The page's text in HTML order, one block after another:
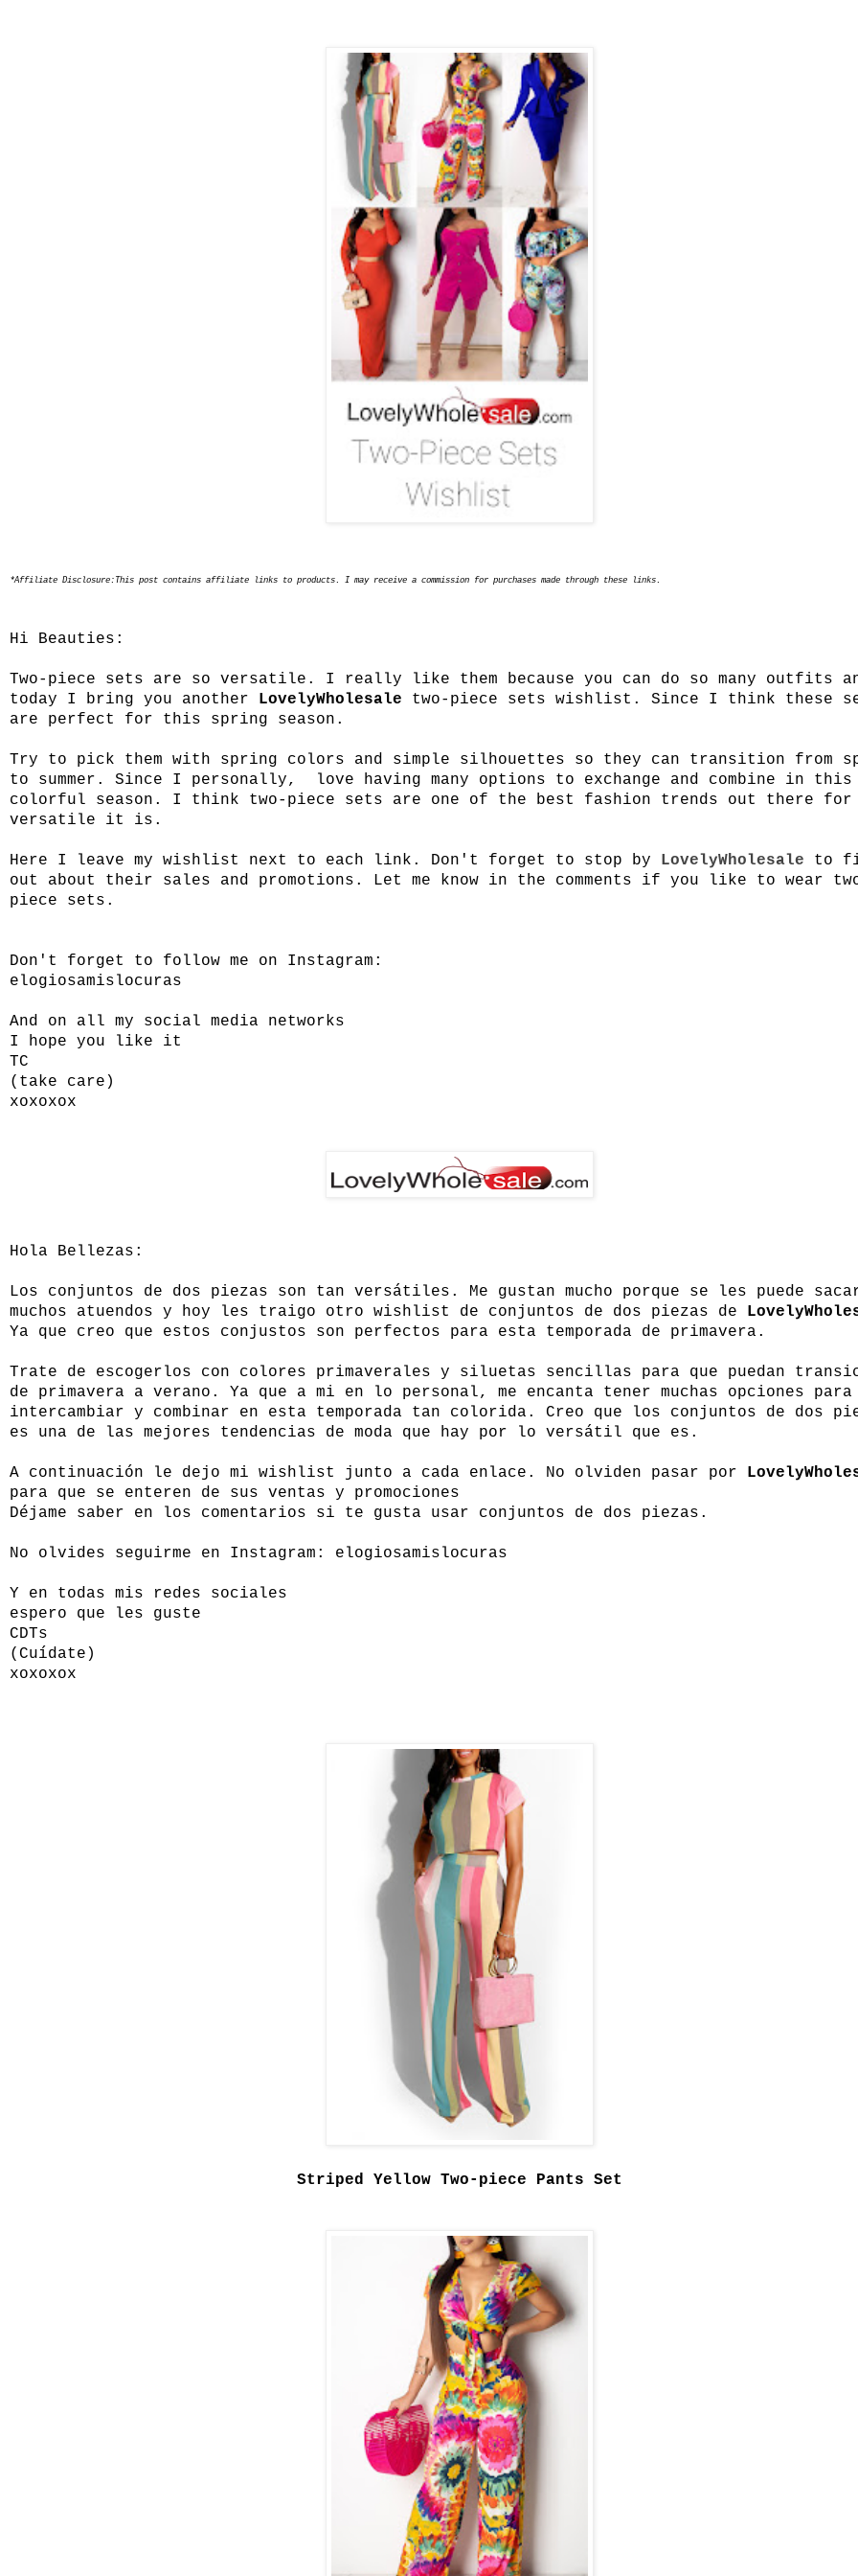
*Affiliate Disclosure:This post contains affiliate links to products. I may receive a commission for purchases made through these links.
Hi Beauties:
Two-piece sets are so versatile. I really like them because you can do so many outfits
today I bring you another LovelyWholesale two-piece sets wishlist. Since I think these
are perfect for this spring season.
Try to pick them with spring colors and simple silhouettes so they can transition from
to summer. Since I personally, love having many options to exchange and combine in this
colorful season. I think two-piece sets are one of the best fashion trends out there for
versatile it is.
Here I leave my wishlist next to each link. Don't forget to stop by LovelyWholesale to
out about their sales and promotions. Let me know in the comments if you like to wear
piece sets.
Don't forget to follow me on Instagram:
elogiosamislocuras
And on all my social media networks
I hope you like it
TC
(take care)
xoxoxox
Hola Bellezas:
Los conjuntos de dos piezas son tan versátiles. Me gustan mucho porque se les puede
muchos atuendos y hoy les traigo otro wishlist de conjuntos de dos piezas de
Ya que creo que estos conjustos son perfectos para esta temporada de primavera.
Trate de escogerlos con colores primaverales y siluetas sencillas para que puedan
de primavera a verano. Ya que a mi en lo personal, me encanta tener muchas opciones para
intercambiar y combinar en esta temporada tan colorida. Creo que los conjuntos de dos
es una de las mejores tendencias de moda que hay por lo versátil que es.
A continuación le dejo mi wishlist junto a cada enlace. No olviden pasar por
para que se enteren de sus ventas y promociones
Déjame saber en los comentarios si te gusta usar conjuntos de dos piezas.
No olvides seguirme en Instagram: elogiosamislocuras
Y en todas mis redes sociales
espero que les guste
CDTs
(Cuídate)
xoxoxox
Striped Yellow Two-piece Pants Set